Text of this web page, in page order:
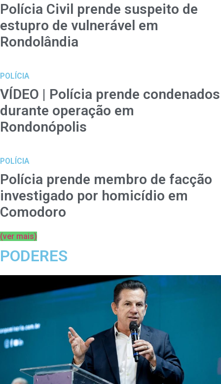
Polícia Civil prende suspeito de
estupro de vulnerável em
Rondolândia
POLÍCIA
VÍDEO | Polícia prende condenados
durante operação em
Rondonópolis
POLÍCIA
Polícia prende membro de facção
investigado por homicídio em
Comodoro
(ver mais)
PODERES